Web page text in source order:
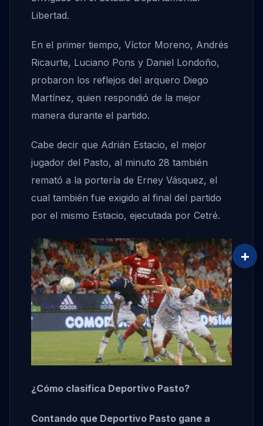
Libertad.
En el primer tiempo, Víctor Moreno, Andrés
Ricaurte, Luciano Pons y Daniel Londoño,
probaron los reflejos del arquero Diego
Martínez, quien respondió de la mejor
manera durante el partido.
Cabe decir que Adrián Estacio, el mejor
jugador del Pasto, al minuto 28 también
remató a la portería de Erney Vásquez, el
cual también fue exigido al final del partido
por el mismo Estacio, ejecutada por Cetré.
¿Cómo clasifica Deportivo Pasto?
Contando que Deportivo Pasto gane a
+